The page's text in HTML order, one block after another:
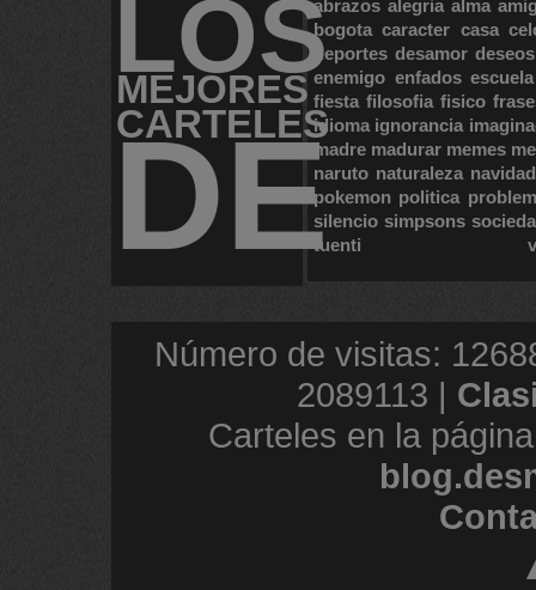
LOS
MEJORES
CARTELES
DE
abrazos alegria alma
bogota caracter casa
deportes desamor deseos
enemigo enfados escuela
fiesta filosofia fisico
idioma ignorancia
madre madurar memes
naruto naturaleza navidad
pokemon politica
silencio simpsons
tuenti
Número de visitas:
2089113 |
Carteles en la